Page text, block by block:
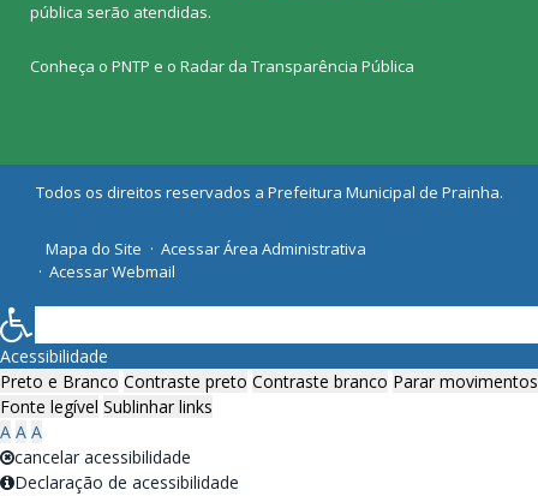
pública serão atendidas.
Conheça o PNTP e o Radar da Transparência Pública
Todos os direitos reservados a Prefeitura Municipal de Prainha.
Mapa do Site
Acessar Área Administrativa
Acessar Webmail
Acessibilidade
Preto e Branco Contraste preto Contraste branco Parar movimentos
Fonte legível Sublinhar links
A A A
cancelar acessibilidade
Declaração de acessibilidade